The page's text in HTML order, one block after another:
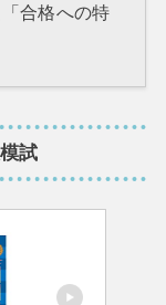
合格への特
試